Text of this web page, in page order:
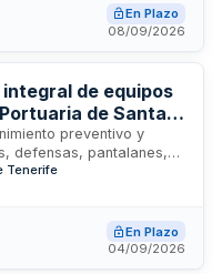
de hasta doce
de entrega del vehículo
En Plazo
08/09/2026
de equipos
de Santa
preventivo y
defensas, pantalanes,
y otros equipos de las
Portuaria de Santa
como intervenciones
de facturación se
Tenerife
En Plazo
04/09/2026